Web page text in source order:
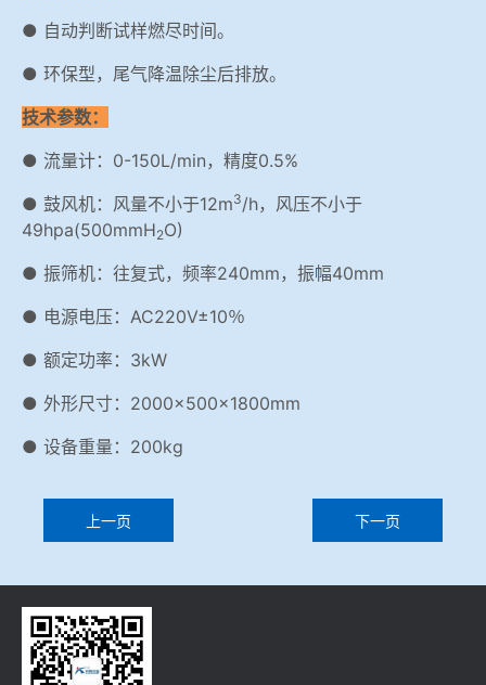
● 自动判断试样燃尽时间。
● 环保型，尾气降温除尘后排放。
技术参数：
● 流量计：0-150L/min，精度0.5%
● 鼓风机：风量不小于12m3/h，风压不小于
49hpa(500mmH2O)
● 振筛机：往复式，频率240mm，振幅40mm
● 电源电压：AC220V±10％
● 额定功率：3kW
● 外形尺寸：2000×500×1800mm
● 设备重量：200kg
上一页 下一页